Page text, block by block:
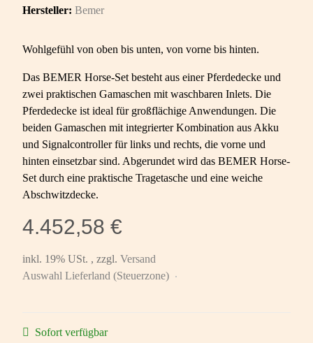
Hersteller: Bemer
Wohlgefühl von oben bis unten, von vorne bis hinten.
Das BEMER Horse-Set besteht aus einer Pferdedecke und
zwei praktischen Gamaschen mit waschbaren Inlets. Die
Pferdedecke ist ideal für großflächige Anwendungen. Die
beiden Gamaschen mit integrierter Kombination aus Akku
und Signalcontroller für links und rechts, die vorne und
hinten einsetzbar sind. Abgerundet wird das BEMER Horse-
Set durch eine praktische Tragetasche und eine weiche
Abschwitzdecke.
4.452,58 €
inkl. 19% USt. , zzgl. Versand
Auswahl Lieferland (Steuerzone)
Sofort verfügbar